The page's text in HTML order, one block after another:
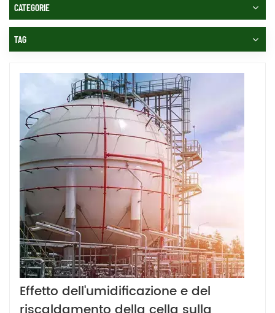
CATEGORIE
TAG
Effetto dell'umidificazione e del